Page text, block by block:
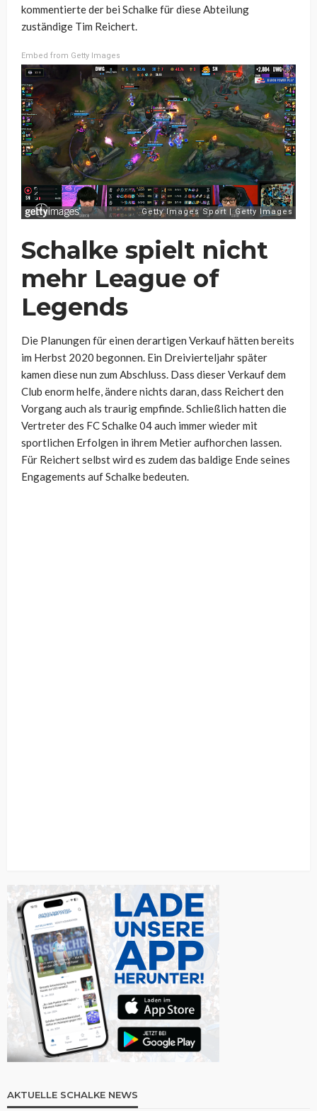
kommentierte der bei Schalke für diese Abteilung
zuständige Tim Reichert.
Embed from Getty Images
Schalke spielt nicht
mehr League of
Legends
Die Planungen für einen derartigen Verkauf hätten bereits
im Herbst 2020 begonnen. Ein Dreivierteljahr später
kamen diese nun zum Abschluss. Dass dieser Verkauf dem
Club enorm helfe, ändere nichts daran, dass Reichert den
Vorgang auch als traurig empfinde. Schließlich hatten die
Vertreter des FC Schalke 04 auch immer wieder mit
sportlichen Erfolgen in ihrem Metier aufhorchen lassen.
Für Reichert selbst wird es zudem das baldige Ende seines
Engagements auf Schalke bedeuten.
AKTUELLE SCHALKE NEWS